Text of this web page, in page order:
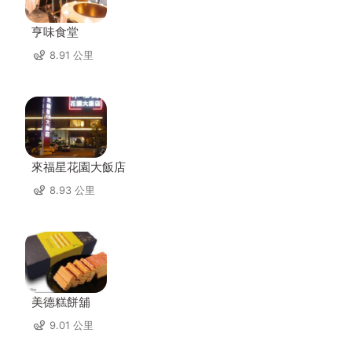
亨味食堂
8.91 公里
來福星花園大飯店
8.93 公里
美德糕餅舖
9.01 公里